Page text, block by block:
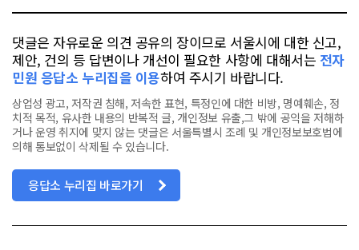
댓글은 자유로운 의견 공유의 장이므로 서울시에 대한 신고,
제안, 건의 등 답변이나 개선이 필요한 사항에 대해서는 전자
민원 응답소 누리집을 이용하여 주시기 바랍니다.
상업성 광고, 저작권 침해, 저속한 표현, 특정인에 대한 비방, 명예훼손, 정
치적 목적, 유사한 내용의 반복적 글, 개인정보 유출,그 밖에 공익을 저해하
거나 운영 취지에 맞지 않는 댓글은 서울특별시 조례 및 개인정보보호법에
의해 통보없이 삭제될 수 있습니다.
응답소 누리집 바로가기